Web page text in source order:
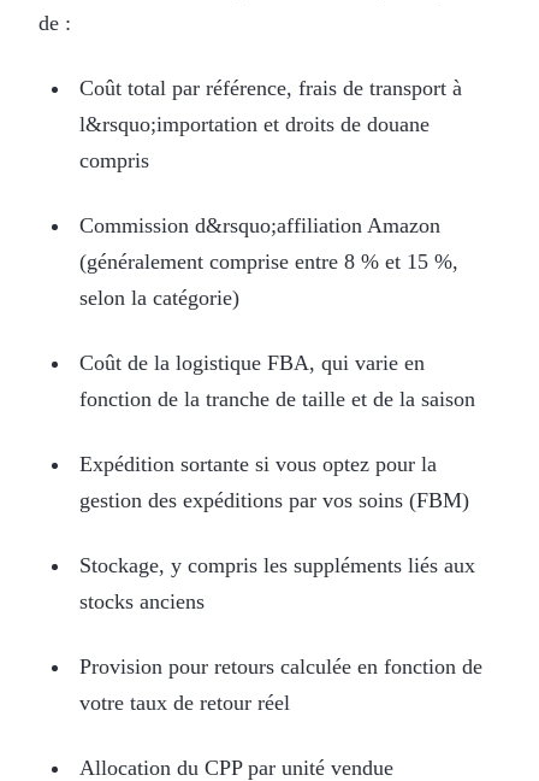
de :
Coût total par référence, frais de transport à
l&rsquo;importation et droits de douane
compris
Commission d&rsquo;affiliation Amazon
(généralement comprise entre 8 % et 15 %,
selon la catégorie)
Coût de la logistique FBA, qui varie en
fonction de la tranche de taille et de la saison
Expédition sortante si vous optez pour la
gestion des expéditions par vos soins (FBM)
Stockage, y compris les suppléments liés aux
stocks anciens
Provision pour retours calculée en fonction de
votre taux de retour réel
Allocation du CPP par unité vendue